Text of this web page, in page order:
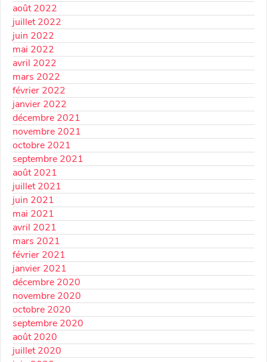
août 2022
juillet 2022
juin 2022
mai 2022
avril 2022
mars 2022
février 2022
janvier 2022
décembre 2021
novembre 2021
octobre 2021
septembre 2021
août 2021
juillet 2021
juin 2021
mai 2021
avril 2021
mars 2021
février 2021
janvier 2021
décembre 2020
novembre 2020
octobre 2020
septembre 2020
août 2020
juillet 2020